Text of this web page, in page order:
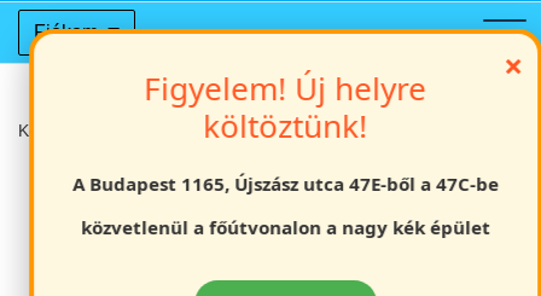
Fiókom
Kezdőlap 19X7.00-8 quad első gumi
×
Figyelem! Új helyre
költöztünk!
A Budapest 1165, Újszász utca 47E-ből a 47C-be
közvetlenül a főútvonalon a nagy kék épület